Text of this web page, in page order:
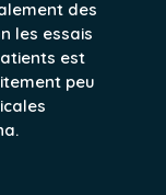
des
les essais
est
peu